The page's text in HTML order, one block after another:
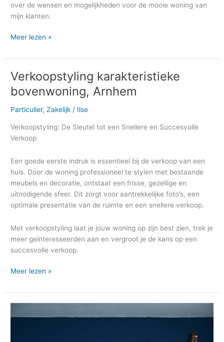
over de wensen en mogelijkheden voor de mooie woning van
mijn klanten.
Meer lezen »
Verkoopstyling karakteristieke
bovenwoning, Arnhem
Particulier,Zakelijk / Ilse
Verkoopstyling: De Sleutel tot een Snellere en Succesvolle
Verkoop
Een goede eerste indruk is essentieel bij de verkoop van een
huis. Door de woning professioneel te stylen met bestaande
meubels en decoratie, ontstaat een frisse, gezellige en
uitnodigende sfeer. Dit zorgt voor aantrekkelijke foto’s, een
optimale presentatie van de ruimte en een snellere verkoop.
Met verkoopstyling laat je jouw woning op zijn best zien, trek je
meer geïnteresseerden aan en vergroot je de kans op een
succesvolle verkoop.
Verkoopstyling
karakteristieke
bovenwoning,
Arnhem
Meer lezen »
aan